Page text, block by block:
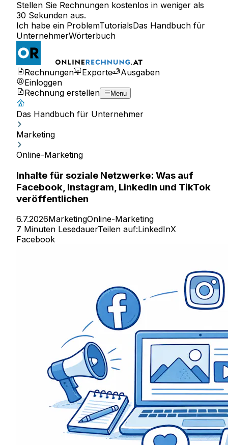
Stellen Sie Rechnungen kostenlos in weniger als
30 Sekunden aus.
Ich habe ein ProblemTutorialsDas Handbuch für
UnternehmerWörterbuch
Rechnungen Exporte
Ausgaben
Einloggen
Rechnung erstellen
Menu
Das Handbuch für Unternehmer
Marketing
Online-Marketing
Inhalte für soziale Netzwerke: Was auf
Facebook, Instagram, LinkedIn und TikTok
veröffentlichen
6.7.2026MarketingOnline-Marketing
7 Minuten LesedauerTeilen auf:LinkedInX
Facebook